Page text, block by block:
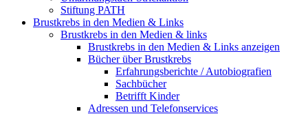
Stiftung PATH
Brustkrebs in den Medien & Links
Brustkrebs in den Medien & links
Brustkrebs in den Medien & Links anzeigen
Bücher über Brustkrebs
Erfahrungsberichte / Autobiografien
Sachbücher
Betrifft Kinder
Adressen und Telefonservices